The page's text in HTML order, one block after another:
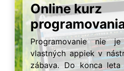
Online kurz
Programovanie nie
vlastných appiek v
zábava. Do konca